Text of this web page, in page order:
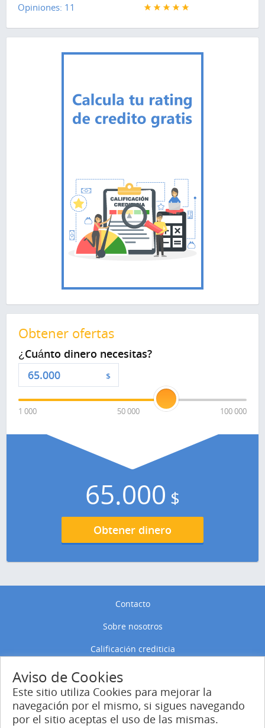
Opiniones: 11
Obtener ofertas
¿Cuánto dinero necesitas?
$
1 000 50 000 100 000
65.000 $
Obtener dinero
Contacto
Sobre nosotros
Calificación crediticia
Política de privacidad
Política de Cookies
Entrar
Aviso de Cookies
Este sitio utiliza Cookies para mejorar la
navegación por el mismo, si sigues navegando
por el sitio aceptas el uso de las mismas.